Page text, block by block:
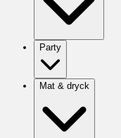
Party
Mat & dryck